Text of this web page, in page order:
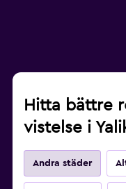
Hitta bättre
vistelse i
Andra städer